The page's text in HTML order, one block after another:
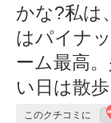
かな?私は
はパイナ
ーム最高
い日は散
このクチコミに